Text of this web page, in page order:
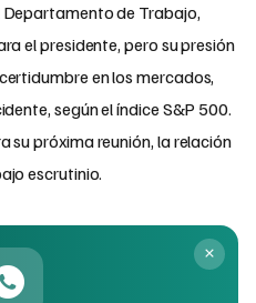
Departamento de Trabajo,
el presidente, pero su presión
en los mercados,
según el índice S&P 500.
su próxima reunión, la relación
escrutinio.